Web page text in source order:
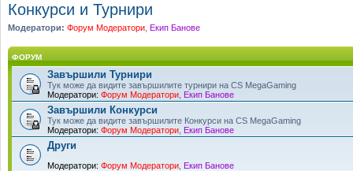
Конкурси и Турнири
Модератори: Форум Модератори Екип Банове
ФОРУМ
Завършили Турнири
Тук може да видите завършилите турнири на CS MegaGaming
Модератори: Форум Модератори Екип Банове
Завършили Конкурси
Тук може да видите завършилите Конкурси на CS MegaGaming
Модератори: Форум Модератори Екип Банове
Други
Модератори: Форум Модератори Екип Банове